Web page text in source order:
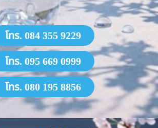
โทร. 084 355 9229
โทร. 095 669 0999
โทร. 080 195 8856